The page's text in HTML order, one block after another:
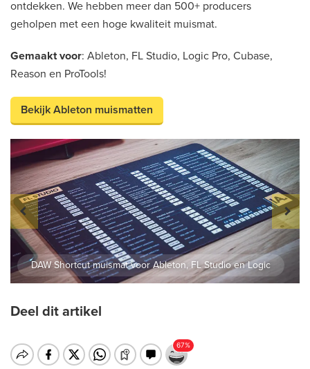
ontdekken. We hebben meer dan 500+ producers
geholpen met een hoge kwaliteit muismat.
Gemaakt voor: Ableton, FL Studio, Logic Pro, Cubase,
Reason en ProTools!
Bekijk Ableton muismatten
DAW Shortcut muismat voor Ableton, FL Studio en Logic
Deel dit artikel